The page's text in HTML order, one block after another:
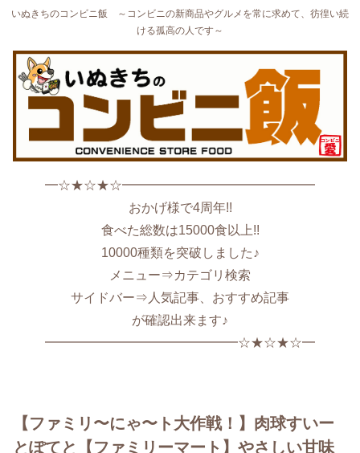
いぬきちのコンビニ飯 ～コンビニの新商品やグルメを常に求めて、彷徨い続
ける孤高の人です～
━☆★☆★☆━━━━━━━━━━━━━━━
おかげ様で4周年!!
食べた総数は15000食以上!!
10000種類を突破しました♪
メニュー⇒カテゴリ検索
サイドバー⇒人気記事、おすすめ記事
が確認出来ます♪
━━━━━━━━━━━━━━━☆★☆★☆━
【ファミリ〜にゃ〜ト大作戦！】肉球すいー
とぽてと【ファミリーマート】やさしい甘味